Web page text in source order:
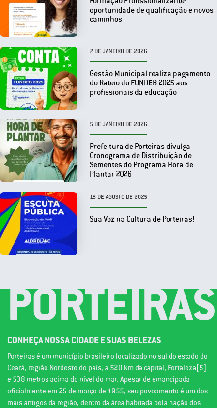
oportunidade de qualificação e novos
caminhos
7 DE JANEIRO DE 2026
Gestão Municipal realiza pagamento
do Rateio do FUNDEB 2025 aos
profissionais da educação
5 DE JANEIRO DE 2026
Prefeitura de Porteiras divulga
Cronograma de Distribuição de
Sementes do Programa Hora de
Plantar 2026
18 DE AGOSTO DE 2025
Sua Voz na Cultura de Porteiras!
PORTEIRAS
CONHEÇA NOSSA CIDADE E SUAS BELEZAS
Porteiras é um município brasileiro localizado no sul do estado do
Ceará, região Nordeste do país, a 520 km da capital, Fortaleza[5]
e 538 metros acima do nível do mar. Apesar de emancipada
oficialmente em 25 de março de 1955, seu povoamento é um dos
mais antigos da região, dentro da área habitada pela nação dos